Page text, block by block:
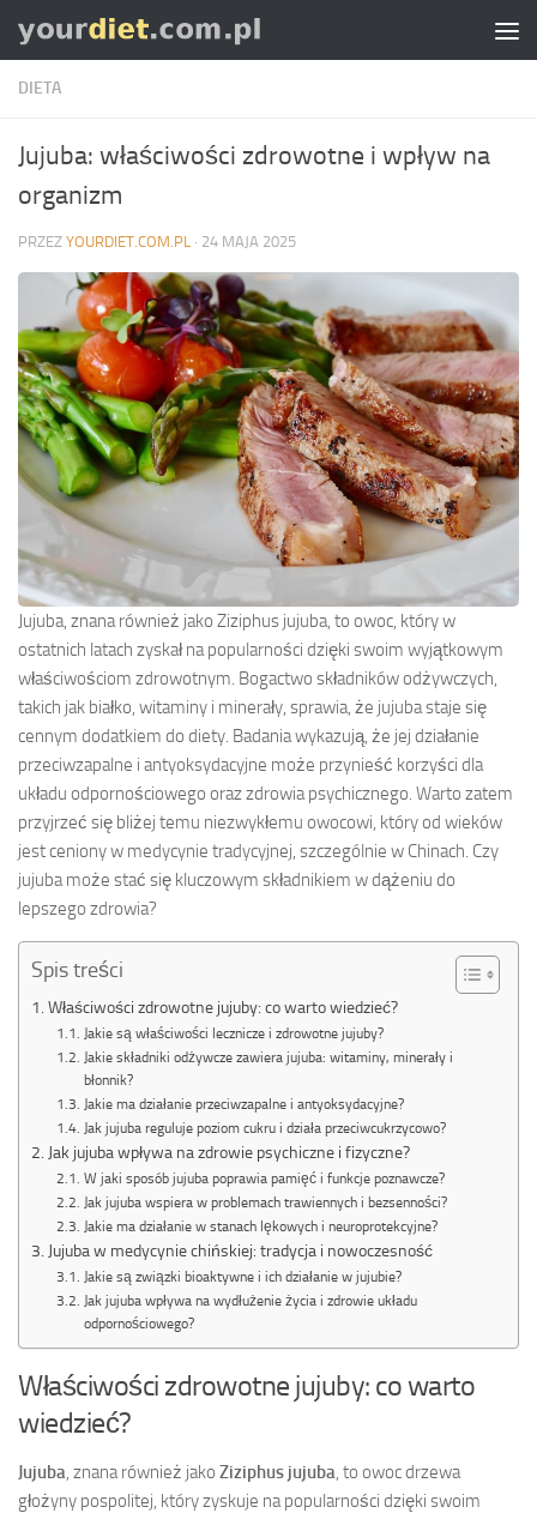
Skip to content
DIETA
Jujuba: właściwości zdrowotne i wpływ na
organizm
PRZEZ YOURDIET.COM.PL · 24 MAJA 2025
Jujuba, znana również jako Ziziphus jujuba, to owoc, który w
ostatnich latach zyskał na popularności dzięki swoim wyjątkowym
właściwościom zdrowotnym. Bogactwo składników odżywczych,
takich jak białko, witaminy i minerały, sprawia, że jujuba staje się
cennym dodatkiem do diety. Badania wykazują, że jej działanie
przeciwzapalne i antyoksydacyjne może przynieść korzyści dla
układu odpornościowego oraz zdrowia psychicznego. Warto zatem
przyjrzeć się bliżej temu niezwykłemu owocowi, który od wieków
jest ceniony w medycynie tradycyjnej, szczególnie w Chinach. Czy
jujuba może stać się kluczowym składnikiem w dążeniu do
lepszego zdrowia?
Spis treści
Właściwości zdrowotne jujuby: co warto wiedzieć?
Jakie są właściwości lecznicze i zdrowotne jujuby?
Jakie składniki odżywcze zawiera jujuba: witaminy, minerały i
błonnik?
Jakie ma działanie przeciwzapalne i antyoksydacyjne?
Jak jujuba reguluje poziom cukru i działa przeciwcukrzycowo?
Jak jujuba wpływa na zdrowie psychiczne i fizyczne?
W jaki sposób jujuba poprawia pamięć i funkcje poznawcze?
Jak jujuba wspiera w problemach trawiennych i bezsenności?
Jakie ma działanie w stanach lękowych i neuroprotekcyjne?
Jujuba w medycynie chińskiej: tradycja i nowoczesność
Jakie są związki bioaktywne i ich działanie w jujubie?
Jak jujuba wpływa na wydłużenie życia i zdrowie układu
odpornościowego?
Właściwości zdrowotne jujuby: co warto
wiedzieć?
Jujuba, znana również jako Ziziphus jujuba, to owoc drzewa
głożyny pospolitej, który zyskuje na popularności dzięki swoim